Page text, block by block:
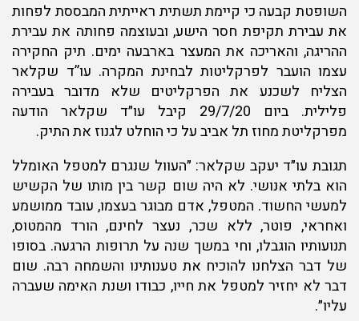
השופטת קבעה כי קיימת תשתית ראייתית המבססת לפחות
את עבירת תקיפת חסר הישע, ובעוצמה פחותה את עבירת
ההריגה, והאריכה את המעצר בארבעה ימים. תיק החקירה
עצמו הועבר לפרקליטות לבחינת המקרה. עו”ד שקלאר
הצליח לשכנע את הפרקליטים שלא מדובר בעבירה
פלילית. ביום 29/7/20 קיבל עו״ד שקלאר הודעה
מפרקליטת מחוז תל אביב על כי הוחלט לגנוז את התיק.
תגובת עו״ד יעקב שקלאר: ״העוול שנגרם למטפל האומלל
הוא בלתי אנושי. לא היה שום קשר בין מותו של הקשיש
למעשי החשוד. המטפל, אדם מבוגר בעצמו, עובד ממושמע
ואחראי, פוטר, ללא שכר, נעצר לחינם, הורד מהמטוס,
תנועותיו הוגבלו, וחי במשך שנה על תרופות הרגעה. בסופו
של דבר הצלחנו להוכיח את טענותינו והשמחה רבה. שום
דבר לא יחזיר למטפל את חייו, כבודו ושנת האימה שעברה
עליו״.